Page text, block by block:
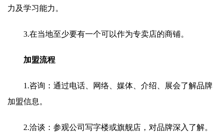
力及学习能力。
3.在当地至少要有一个可以作为专卖店的商铺。
加盟流程
1.咨询：通过电话、网络、媒体、介绍、展会了解品牌
加盟信息。
2.洽谈：参观公司写字楼或旗舰店，对品牌深入了解。